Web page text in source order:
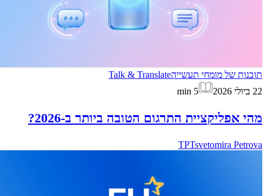
תובנות של מומחי תעשייהTalk & Translate
22 ביולי 2026
5
min
מהי אפליקציית התרגום הטובה ביותר ב-2026?
TPTsvetomira Petrova